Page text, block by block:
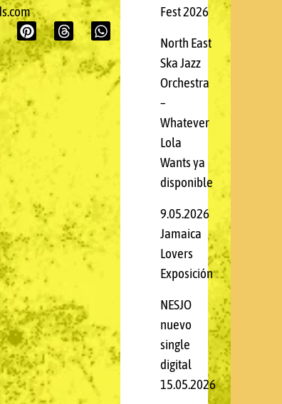
Fest 2026
North East
Ska Jazz
Orchestra
–
Whatever
Lola
Wants ya
disponible
9.05.2026
Jamaica
Lovers
Exposición
NESJO
nuevo
single
digital
15.05.2026